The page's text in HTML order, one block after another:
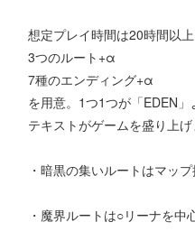
想定プレイ時間は20時間以
3つのルート+α
7種のエンディング+α
を用意。1つ1つが「EDEN
テキストがゲームを盛り上げ
・暗黒の集いルートはマップ
・魔界ルートは○リーナを中